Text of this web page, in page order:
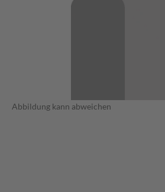
Abbildung kann abweichen